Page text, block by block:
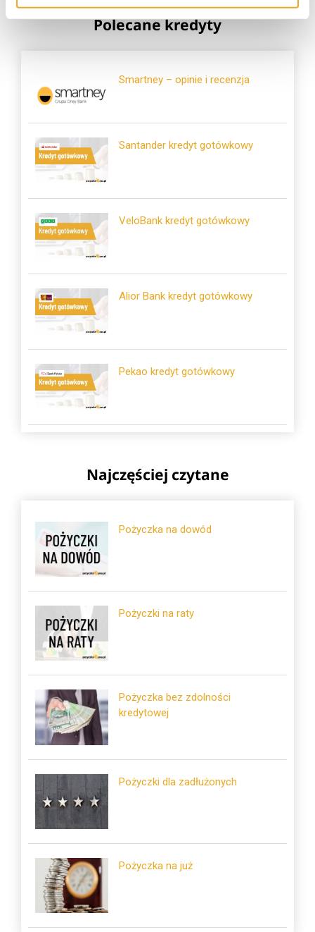
Polecane kredyty
Smartney – opinie i recenzja
Santander kredyt gotówkowy
VeloBank kredyt gotówkowy
Alior Bank kredyt gotówkowy
Pekao kredyt gotówkowy
Najczęściej czytane
Pożyczka na dowód
Pożyczki na raty
Pożyczka bez zdolności
kredytowej
Pożyczki dla zadłużonych
Pożyczka na już